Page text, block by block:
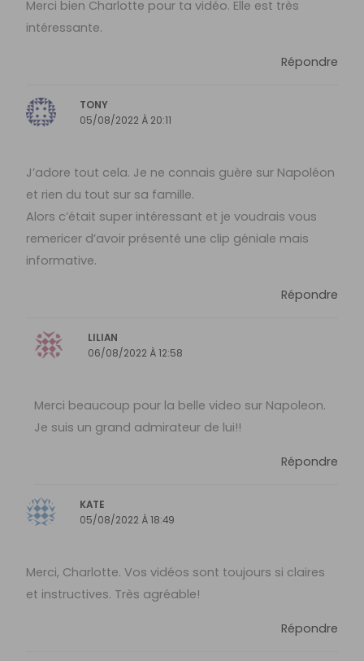
Merci bien Charlotte pour ta vidéo. Elle est très
intéressante.
Répondre
TONY
05/08/2022 À 20:11
J’adore tout cela. Je ne connais guère sur Napoléon
et rien du tout sur sa famille.
Alors c’était super intéressant et je voudrais vous
remericer d’avoir présenté une clip géniale mais
informative.
Répondre
LILIAN
06/08/2022 À 12:58
Merci beaucoup pour la belle video sur Napoleon.
Je suis un grand admirateur de lui!!
Répondre
KATE
05/08/2022 À 18:49
Merci, Charlotte. Vos vidéos sont toujours si claires
et instructives. Très agréable!
Répondre